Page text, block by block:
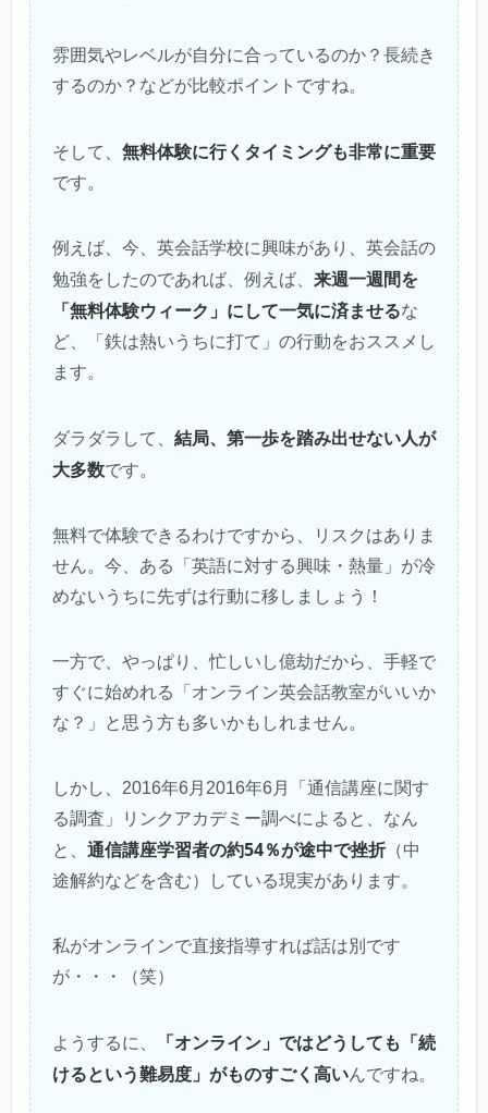
雰囲気やレベルが自分に合っているのか？長続き
するのか？などが比較ポイントですね。
そして、 無料体験に行くタイミングも非常に重要
です。
例えば、今、英会話学校に興味があり、英会話の
勉強をしたのであれば、例えば、 来週一週間を
「無料体験ウィーク」にして一気に済ませるな
ど、「鉄は熱いうちに打て」の行動をおススメし
ます。
ダラダラして、 結局、第一歩を踏み出せない人が
大多数です。
無料で体験できるわけですから、リスクはありま
せん。今、ある「英語に対する興味・熱量」が冷
めないうちに先ずは行動に移しましょう！
一方で、やっぱり、忙しいし億劫だから、手軽で
すぐに始めれる「オンライン英会話教室がいいか
な？」と思う方も多いかもしれません。
しかし、2016年6月2016年6月「通信講座に関す
る調査」リンクアカデミー調べによると、なん
と、 通信講座学習者の約54％が途中で挫折 （中
途解約などを含む）している現実があります。
私がオンラインで直接指導すれば話は別です
が・・・（笑）
ようするに、
「オンライン」ではどうしても「続
けるという難易度」がものすごく高いんですね。